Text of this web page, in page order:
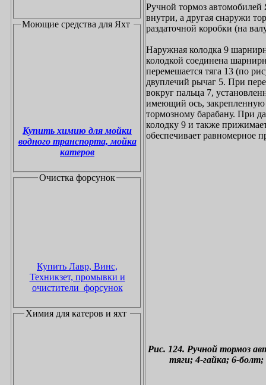
Моющие средства для Яхт
Купить химию для мойки
водного транспорта, мойка
катеров
Очистка форсунок
Купить Лавр, Винс,
Техникзет, промывки и
очистители форсунок
Химия для катеров и яхт
Ручной тормоз
внутри, а другая снаружи
раздаточной коробки (на
Наружная колодка 9
колодкой соединена
перемешается тяга 13 (по
двуплечий рычаг 5. При
вокруг пальца 7,
имеющий ось,
тормозному барабану. При
колодку 9 и также
обеспечивает равномерное
Рис. 124. Ручной тормоз
тяги; 4-гайка; 6-болт;